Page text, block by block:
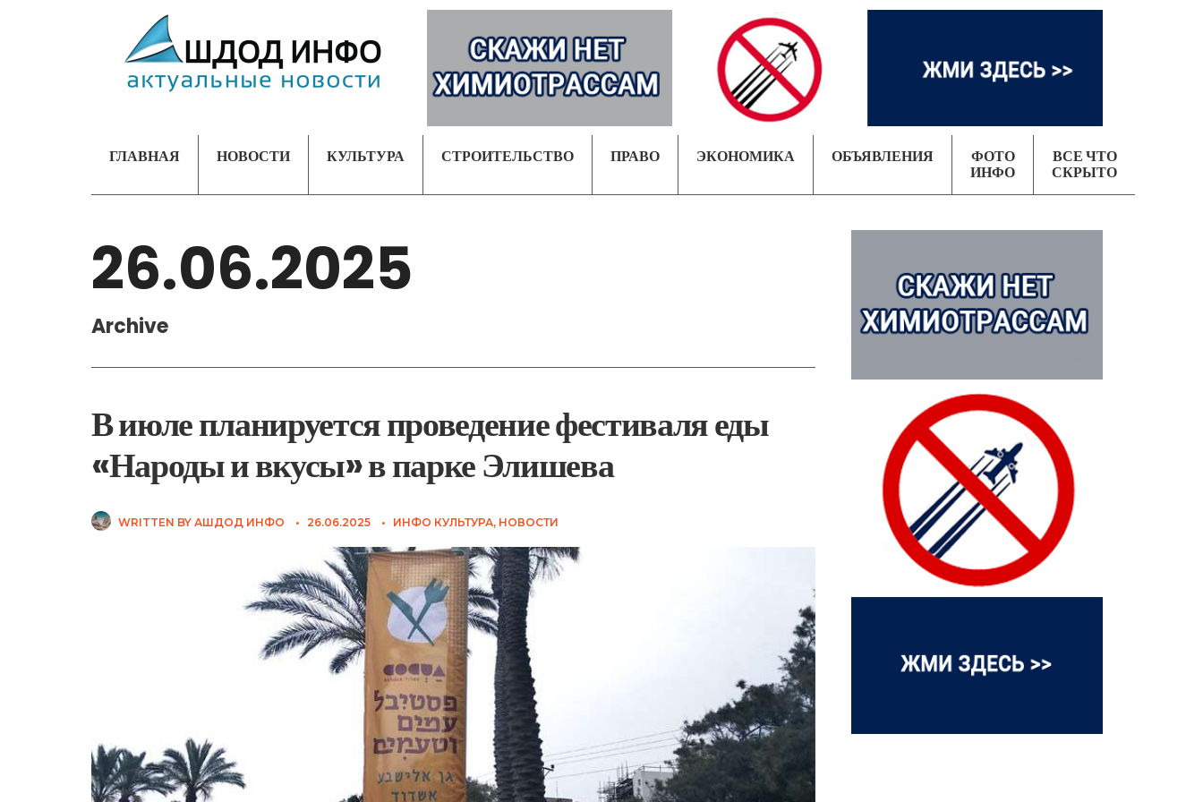
ГЛАВНАЯ НОВОСТИ КУЛЬТУРА СТРОИТЕЛЬСТВО ПРАВО ЭКОНОМИКА ОБЪЯВЛЕНИЯ ФОТО
ИНФО
ВСЕ ЧТО
СКРЫТО
26.06.2025
Archive
В июле планируется проведение фестиваля еды
«Народы и вкусы» в парке Элишева
WRITTEN BY АШДОД ИНФО • 26.06.2025 • ИНФО КУЛЬТУРА, НОВОСТИ